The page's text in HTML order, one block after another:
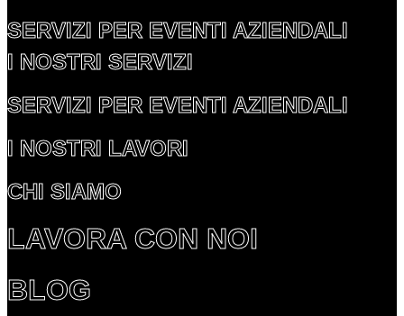
SERVIZI PER EVENTI AZIENDALI
I NOSTRI SERVIZI
SERVIZI PER EVENTI AZIENDALI
I NOSTRI LAVORI
CHI SIAMO
LAVORA CON NOI
BLOG